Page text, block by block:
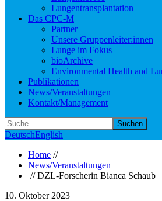
Lungentransplantation
Das CPC-M
Partner
Unsere Gruppenleiter:innen
Lunge im Fokus
bioArchive
Environmental Health and
Publikationen
News/Veranstaltungen
Kontakt/Management
Suchen
DeutschEnglish
Home //
News/Veranstaltungen
// DZL-Forscherin Bianca Schaub
10. Oktober 2023